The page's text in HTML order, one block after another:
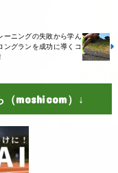
ーニングの失敗から学ん
ングランを成功に導くコ
moshicom）↓